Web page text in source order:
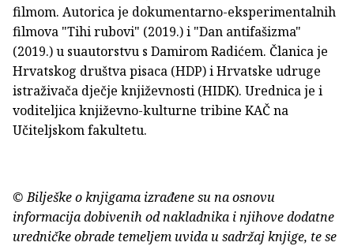
filmom. Autorica je dokumentarno-eksperimentalnih
filmova "Tihi rubovi" (2019.) i "Dan antifašizma"
(2019.) u suautorstvu s Damirom Radićem. Članica je
Hrvatskog društva pisaca (HDP) i Hrvatske udruge
istraživača dječje književnosti (HIDK). Urednica je i
voditeljica književno-kulturne tribine KAČ na
Učiteljskom fakultetu.
© Bilješke o knjigama izrađene su na osnovu
informacija dobivenih od nakladnika i njihove dodatne
uredničke obrade temeljem uvida u sadržaj knjige, te se